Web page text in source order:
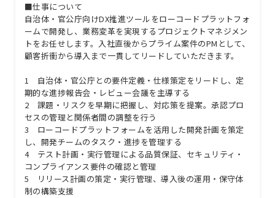
■仕事について
自治体・官公庁向けDX推進ツールをローコードプラットフォ
ームで開発し、業務変革を実現するプロジェクトマネジメン
トをお任せします。入社直後からプライム案件のPMとして、
顧客折衝から導入まで一貫してリードしていただきます。
1 自治体・官公庁との要件定義・仕様策定をリードし、定
期的な進捗報告会・レビュー会議を主導する
2 課題・リスクを早期に把握し、対応策を提案。承認プロ
セスの管理と関係者間の調整を行う
3 ローコードプラットフォームを活用した開発計画を策定
し、開発チームのタスク・進捗を管理する
4 テスト計画・実行管理による品質保証、セキュリティ・
コンプライアンス要件の確認と管理
5 リリース計画の策定・実行管理、導入後の運用・保守体
制の構築支援